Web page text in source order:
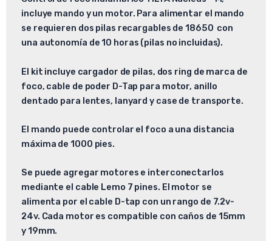
incluye mando y un motor. Para alimentar el mando
se requieren dos pilas recargables de 18650 con
una autonomía de 10 horas (pilas no incluidas).
El kit incluye cargador de pilas, dos ring de marca de
foco, cable de poder D-Tap para motor, anillo
dentado para lentes, lanyard y case de transporte.
El mando puede controlar el foco a una distancia
máxima de 1000 pies.
Se puede agregar motores e interconectarlos
mediante el cable Lemo 7 pines. El motor se
alimenta por el cable D-tap con un rango de 7.2v-
24v. Cada motor es compatible con caños de 15mm
y 19mm.